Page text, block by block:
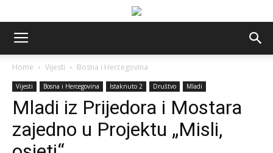
Home Vijesti Bosna i Hercegovina
Vijesti Bosna i Hercegovina Istaknuto 2 Društvo Mladi
Mladi iz Prijedora i Mostara
zajedno u Projektu „Misli,